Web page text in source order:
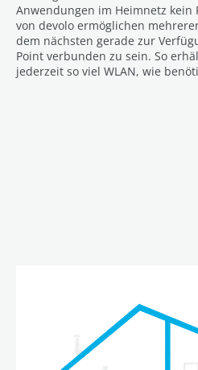
Anwendungen im Heimnetz kein
von devolo ermöglichen
dem nächsten gerade zur
Point verbunden zu sein. So
jederzeit so viel WLAN, wie